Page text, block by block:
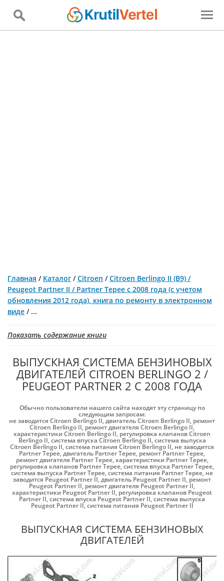
Главная / Каталог /Citroen /Citroen Berlingo II (B9) /
Peugeot Partner II / Partner Tepee с 2008 года (с учетом
обновления 2012 года), книга по ремонту в электронном
виде / ...
Показать содержание книги
ВЫПУСКНАЯ СИСТЕМА БЕНЗИНОВЫХ
ДВИГАТЕЛЕЙ CITROEN BERLINGO 2 /
PEUGEOT PARTNER 2 С 2008 ГОДА
Обычно пользователи нашего сайта находят эту страницу по
следующим запросам:
не заводится Citroen Berlingo II,двигатель Citroen Berlingo II, ремонт
Citroen Berlingo II, ремонт двигателя Citroen Berlingo II,
характеристики Citroen Berlingo II, регулировка клапанов Citroen
Berlingo II,система впуска Citroen Berlingo II,система выпуска
Citroen Berlingo II,система питания Citroen Berlingo II, не заводится
Partner Tepee,двигатель Partner Tepee, ремонт Partner Tepee,
ремонт двигателя Partner Tepee,характеристики Partner Tepee,
регулировка клапанов Partner Tepee,система впуска Partner Tepee,
система выпуска Partner Tepee,система питания Partner Tepee, не
заводится Peugeot Partner II,двигатель Peugeot Partner II, ремонт
Peugeot Partner II, ремонт двигателя Peugeot Partner II,
характеристики Peugeot Partner II, регулировка клапанов Peugeot
Partner II,система впуска Peugeot Partner II,система выпуска
Peugeot Partner II,система питания Peugeot Partner II
ВЫПУСКНАЯ СИСТЕМА БЕНЗИНОВЫХ
ДВИГАТЕЛЕЙ